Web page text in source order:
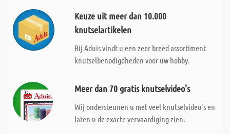
Keuze uit meer dan 10.000
knutselartikelen
Bij Aduis vindt u een zeer breed assortiment
knutselbenodigdheden voor uw hobby.
Meer dan 70 gratis knutselvideo's
Wij ondersteunen u met veel knutselvideo's en
laten u de exacte vervaardiging zien.